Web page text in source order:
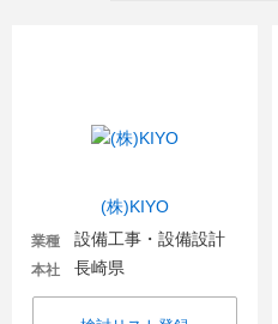
(株)KIYO
業種 設備工事・設備設計
本社 長崎県